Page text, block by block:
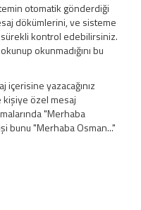
otomatik gönderdiği
dökümlerini, ve sisteme
kontrol edebilirsiniz.
okunmadığını bu
içerisine yazacağınız
özel mesaj
"Merhaba
bunu "Merhaba Osman..."